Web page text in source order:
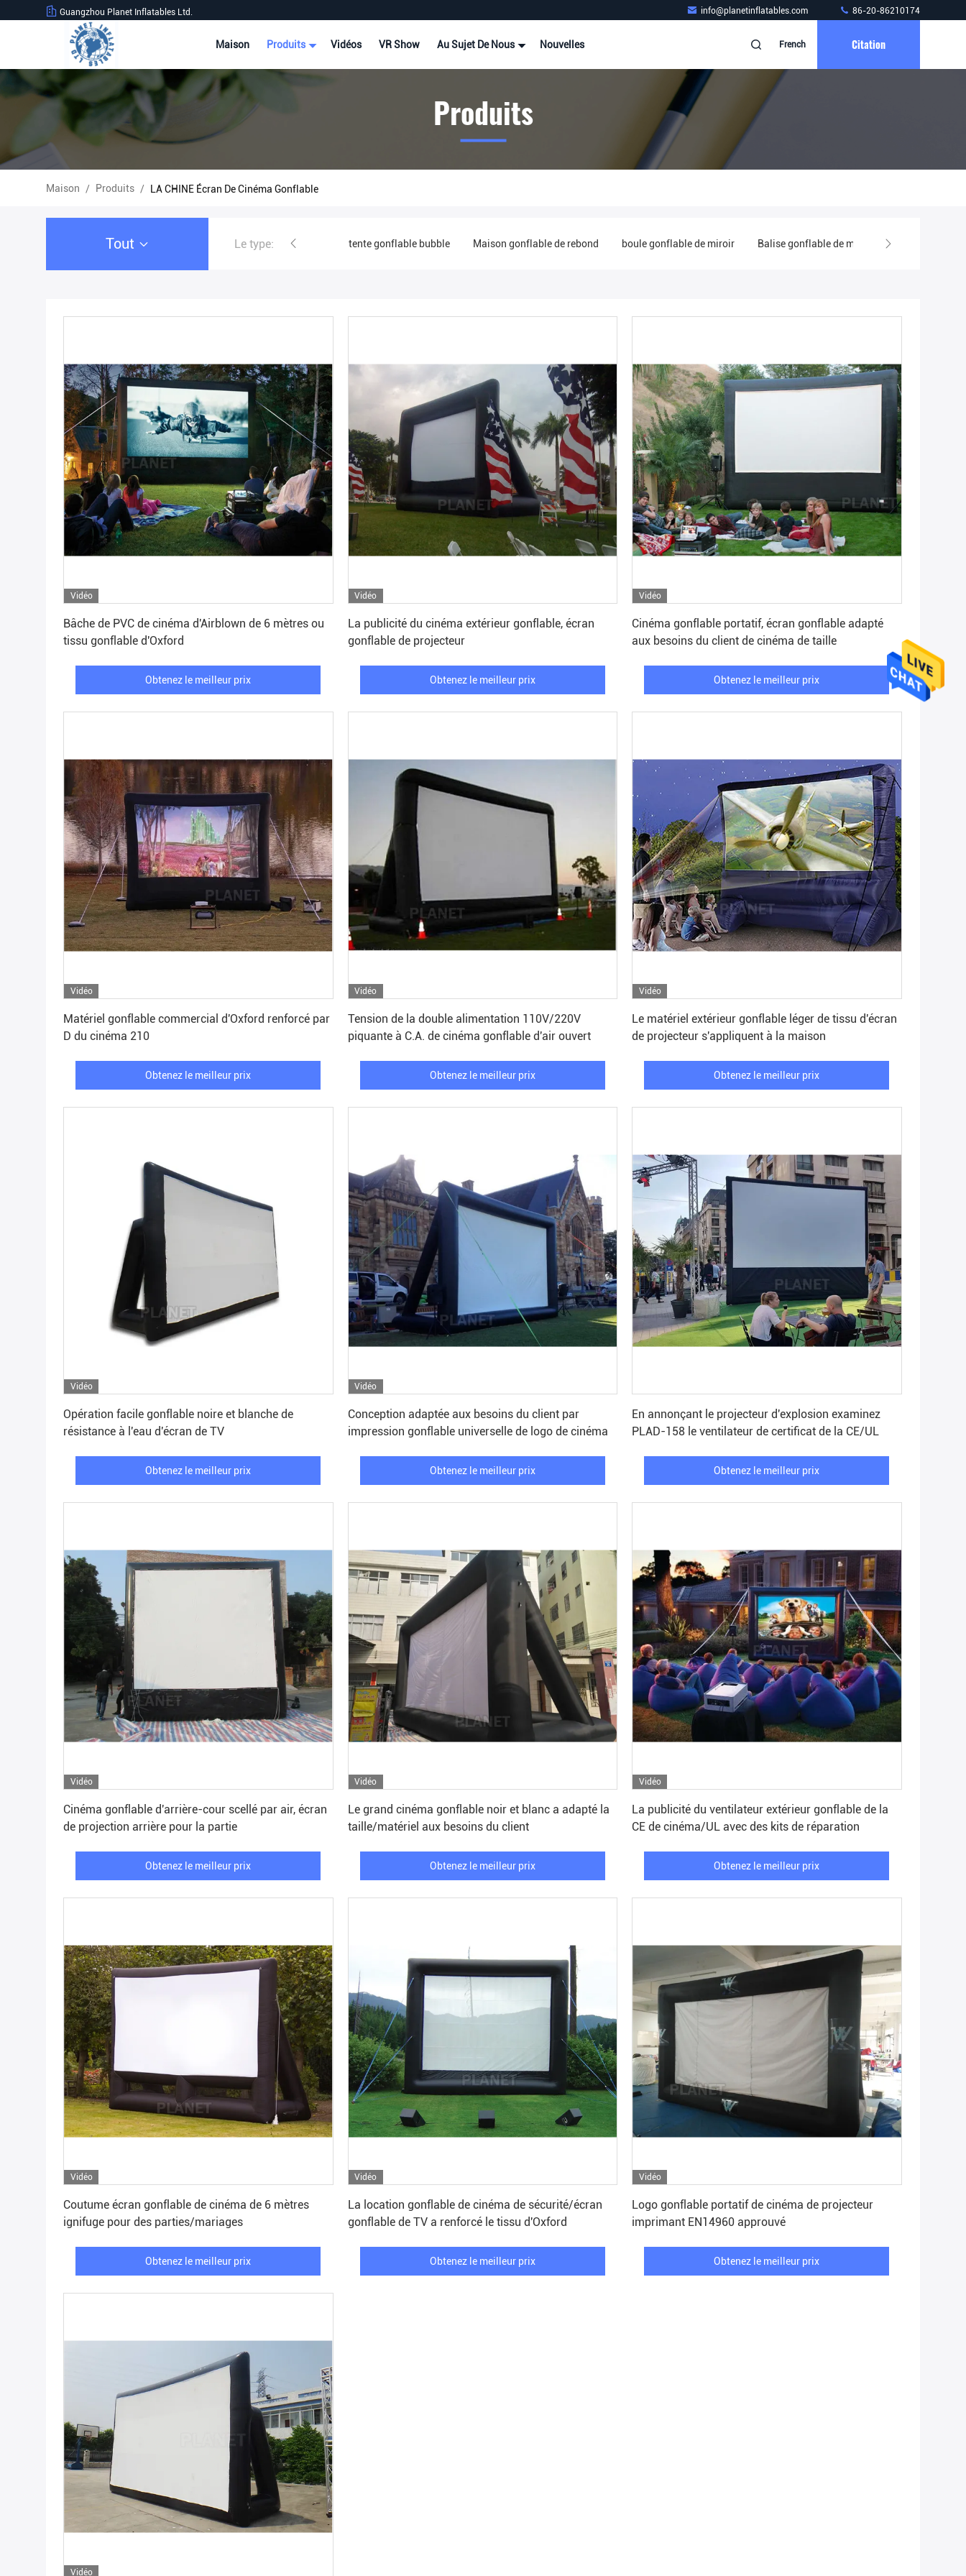
Guangzhou Planet Inflatables Ltd. info@planetinflatables.com 86-20-86210174
Maison Produits Vidéos VR Show Au Sujet De Nous Nouvelles French Citation
Produits
Maison / Produits / LA CHINE Écran De Cinéma Gonflable
Tout Le type:
tente gonflable publicitaire tente gonflable bubble Maison gonflable de rebond boule gonflable de miroir Balise gonflable de marqueur voûte gonflable faite sur
Vidéo
Bâche de PVC de cinéma d'Airblown de 6 mètres ou
tissu gonflable d'Oxford
Obtenez le meilleur prix
Vidéo
La publicité du cinéma extérieur gonflable, écran
gonflable de projecteur
Obtenez le meilleur prix
Vidéo
Cinéma gonflable portatif, écran gonflable adapté
aux besoins du client de cinéma de taille
Obtenez le meilleur prix
Vidéo
Matériel gonflable commercial d'Oxford renforcé par
D du cinéma 210
Obtenez le meilleur prix
Vidéo
Tension de la double alimentation 110V/220V
piquante à C.A. de cinéma gonflable d'air ouvert
Obtenez le meilleur prix
Vidéo
Le matériel extérieur gonflable léger de tissu d'écran
de projecteur s'appliquent à la maison
Obtenez le meilleur prix
Vidéo
Opération facile gonflable noire et blanche de
résistance à l'eau d'écran de TV
Obtenez le meilleur prix
Vidéo
Conception adaptée aux besoins du client par
impression gonflable universelle de logo de cinéma
Obtenez le meilleur prix
En annonçant le projecteur d'explosion examinez
PLAD-158 le ventilateur de certificat de la CE/UL
Obtenez le meilleur prix
Vidéo
Cinéma gonflable d'arrière-cour scellé par air, écran
de projection arrière pour la partie
Obtenez le meilleur prix
Vidéo
Le grand cinéma gonflable noir et blanc a adapté la
taille/matériel aux besoins du client
Obtenez le meilleur prix
Vidéo
La publicité du ventilateur extérieur gonflable de la
CE de cinéma/UL avec des kits de réparation
Obtenez le meilleur prix
Vidéo
Coutume écran gonflable de cinéma de 6 mètres
ignifuge pour des parties/mariages
Obtenez le meilleur prix
Vidéo
La location gonflable de cinéma de sécurité/écran
gonflable de TV a renforcé le tissu d'Oxford
Obtenez le meilleur prix
Vidéo
Logo gonflable portatif de cinéma de projecteur
imprimant EN14960 approuvé
Obtenez le meilleur prix
Vidéo